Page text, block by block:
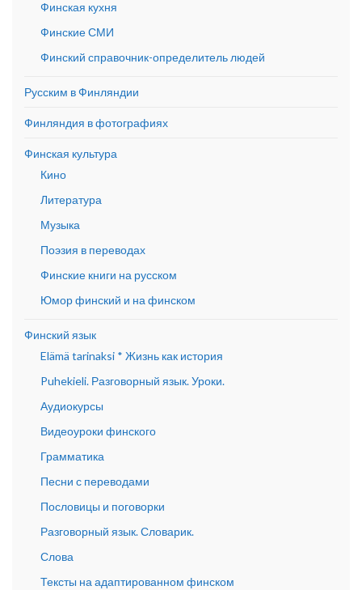
Финская кухня
Финские СМИ
Финский справочник-определитель людей
Русским в Финляндии
Финляндия в фотографиях
Финская культура
Кино
Литература
Музыка
Поэзия в переводах
Финские книги на русском
Юмор финский и на финском
Финский язык
Elämä tarinaksi * Жизнь как история
Puhekieli. Разговорный язык. Уроки.
Аудиокурсы
Видеоуроки финского
Грамматика
Песни с переводами
Пословицы и поговорки
Разговорный язык. Словарик.
Слова
Тексты на адаптированном финском